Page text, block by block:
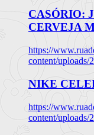
CASÓRIO:
CERVEJA
https://
content/uploads/
NIKE
https://
content/uploads/